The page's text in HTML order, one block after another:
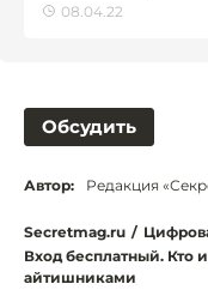
08.04.22
Обсудить
Автор: Редакция
Secretmag.ru /
Вход бесплатный. Кто
айтишниками